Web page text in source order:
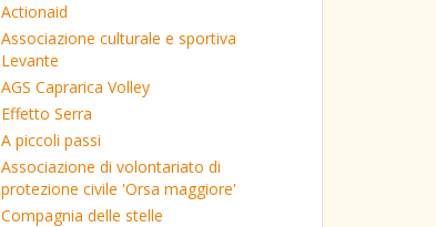
Actionaid
Associazione culturale e sportiva
Levante
AGS Caprarica Volley
Effetto Serra
A piccoli passi
Associazione di volontariato di
protezione civile 'Orsa maggiore'
Compagnia delle stelle